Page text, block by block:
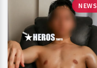
NEWS